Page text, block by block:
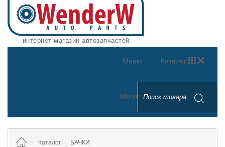
интернет-магазин автозапчастей
Каталог
Меню
Меню
Каталог
БАЧКИ